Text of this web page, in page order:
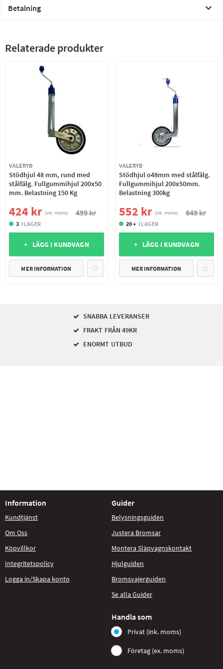
Betalning
Relaterade produkter
VALERYD
Stödhjul 48 mm, rund med
stålfälg. Fullgummihjul 200x50
mm. Belastning 150 Kg
424 kr (ink. moms) 499 kr
3 I LAGER
+ LÄGG I KUNDVAGN
MER INFORMATION
VALERYD
Stödhjul o48mm med stålfälg.
Fullgummihjul 200x50mm.
Belastning 300kg
552 kr (ink. moms) 649 kr
20 + I LAGER
+ LÄGG I KUNDVAGN
MER INFORMATION
SNABBA LEVERANSER
FRAKT FRÅN 49KR
ENORMT UTBUD
Information
Kundtjänst
Om Oss
Köpvillkor
Integritetspolicy
Logga in/Skapa konto
Guider
Belysningsguiden
Justera Bromsar
Montera Släpvagnskontakt
Hjulguiden
Bromsvajerguiden
Se alla Guider
Handla som
Privat (ink. moms)
Företag (ex. moms)